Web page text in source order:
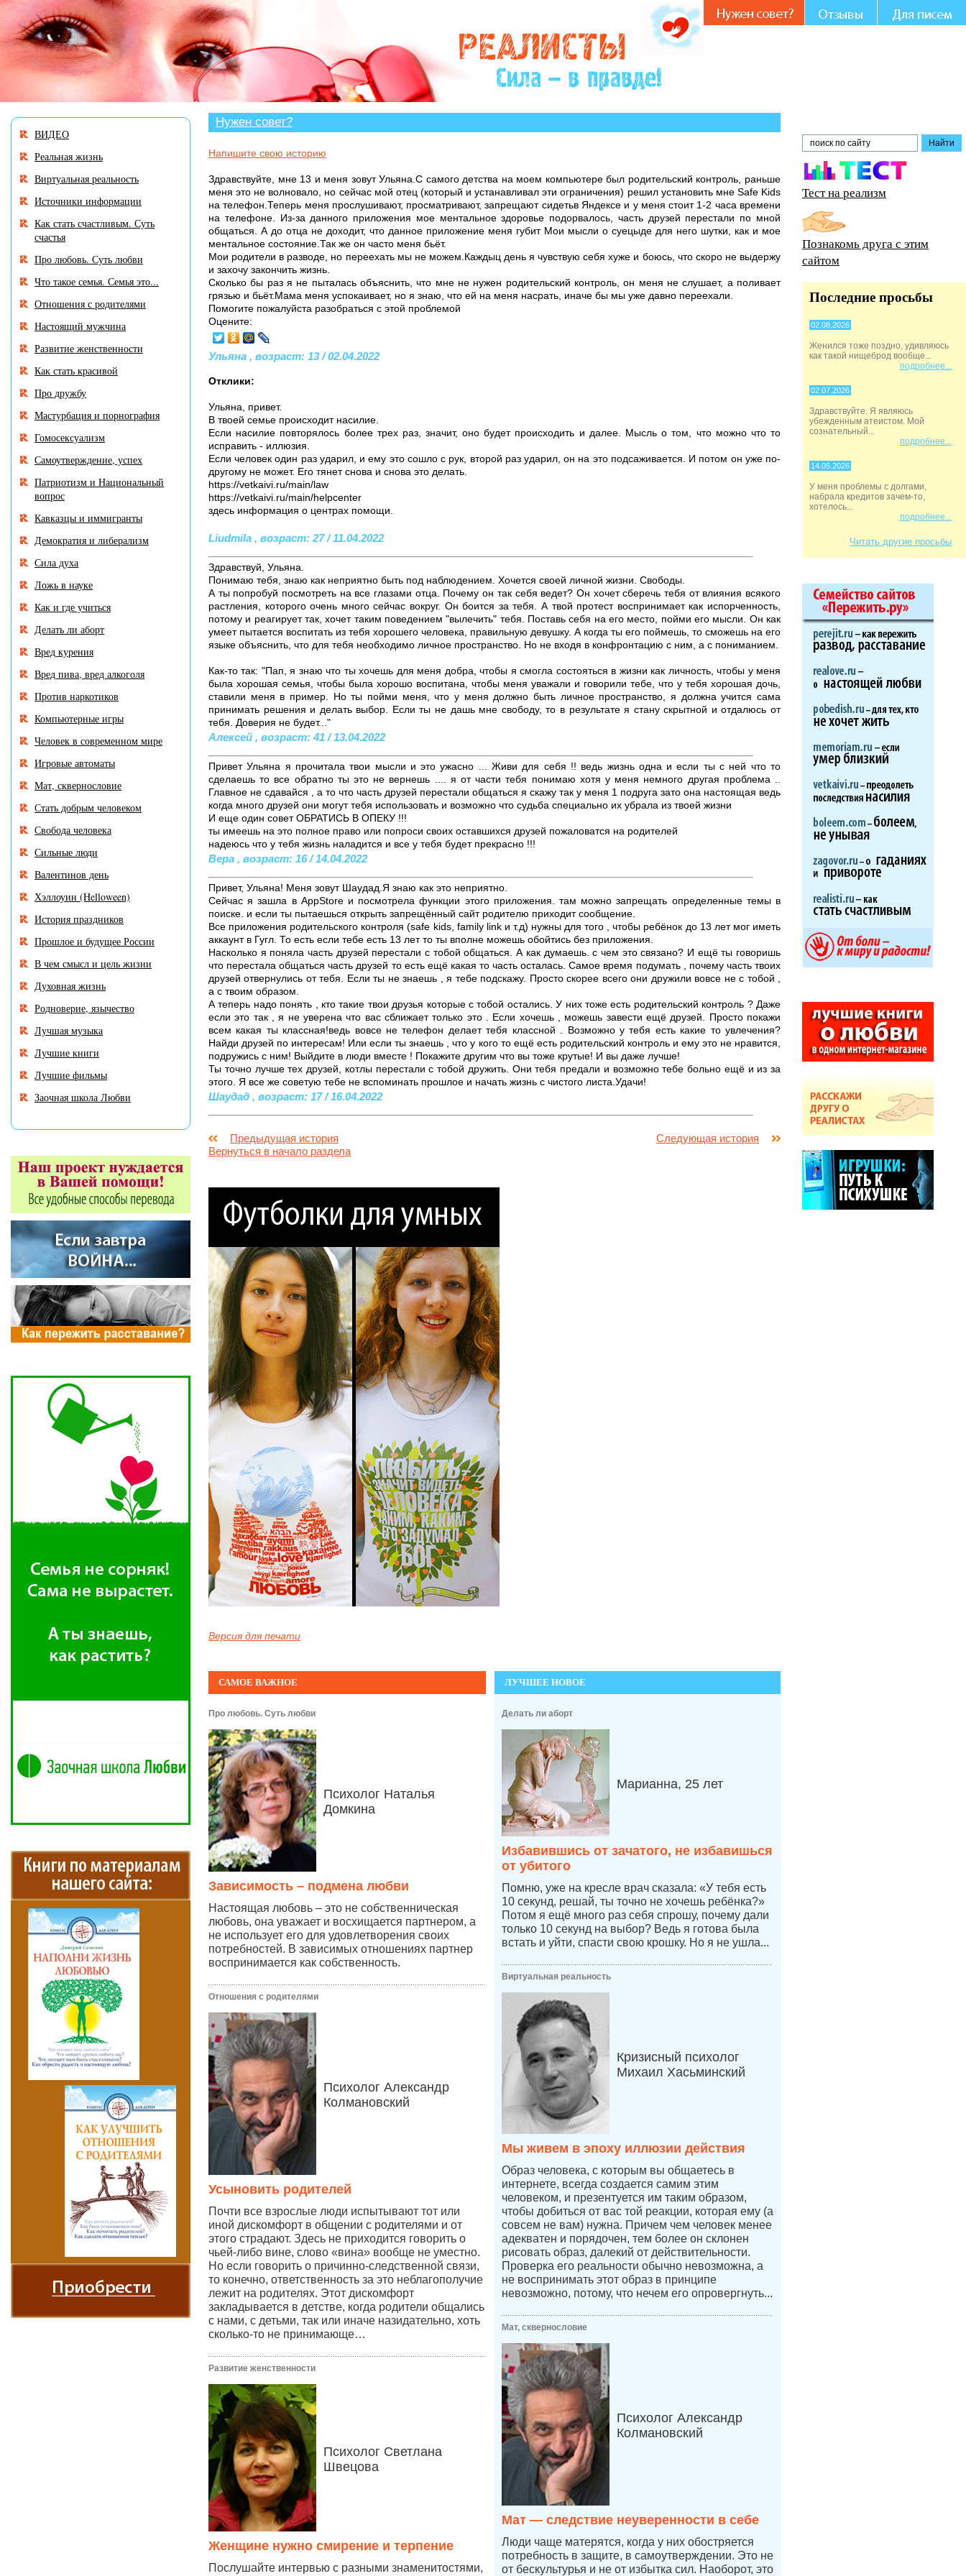
В разделе «Нужен совет?» много историй, авторы которых остро нуждаются в Вашем участии и совете.
Нужен совет?
Напишите свою историю
Здравствуйте, мне 13 и меня зовут Ульяна.С самого детства на моем компьютере был родительский контроль, раньше
меня это не волновало, но сейчас мой отец (который и устанавливал эти ограничения) решил установить мне Safe Kids
на телефон.Теперь меня прослушивают, просматривают, запрещают сидетьв Яндексе и у меня стоит 1-2 часа времени
на телефоне. Из-за данного приложения мое ментальное здоровье подорвалось, часть друзей перестали по мной
общаться. А до отца не доходит, что данное приложение меня губит Мои мысли о суецыде для него шутки, как и мое
ментальное состояние.Так же он часто меня бьёт.
Мои родители в разводе, но переехать мы не можем.Каждыц день я чувствую себя хуже и боюсь, что скоро не выдержу
и захочу закончить жизнь.
Сколько бы раз я не пыталась объяснить, что мне не нужен родительский контроль, он меня не слушает, а поливает
грязью и бьёт.Мама меня успокаивает, но я знаю, что ей на меня насрать, иначе бы мы уже давно переехали.
Помогите пожалуйста разобраться с этой проблемой
Оцените:
Ульяна , возраст: 13 / 02.04.2022
Отклики:
Ульяна, привет.
В твоей семье происходит насилие.
Если насилие повторялось более трех раз, значит, оно будет происходить и далее. Мысль о том, что можно что то
исправить - иллюзия.
Если человек один раз ударил, и ему это сошло с рук, второй раз ударил, он на это подсаживается. И потом он уже по-
другому не может. Его тянет снова и снова это делать.
https://vetkaivi.ru/main/law
https://vetkaivi.ru/main/helpcenter
здесь информация о центрах помощи.
Liudmila , возраст: 27 / 11.04.2022
Здравствуй, Ульяна.
Понимаю тебя, знаю как неприятно быть под наблюдением. Хочется своей личной жизни. Свободы.
А ты попробуй посмотреть на все глазами отца. Почему он так себя ведет? Он хочет сберечь тебя от влияния всякого
растления, которого очень много сейчас вокруг. Он боится за тебя. А твой протест воспринимает как испорченность,
потому и реагирует так, хочет таким поведением "вылечить" тебя. Поставь себя на его место, пойми его мысли. Он как
умеет пытается воспитать из тебя хорошего человека, правильную девушку. А когда ты его поймешь, то сможешь на его
языке объяснить, что для тебя необходимо личное пространство. Но не входя в конфронтацию с ним, а с пониманием.
Как-то так: "Пап, я знаю что ты хочешь для меня добра, чтобы я смогла состояться в жизни как личность, чтобы у меня
была хорошая семья, чтобы была хорошо воспитана, чтобы меня уважали и говорили тебе, что у тебя хорошая дочь,
ставили меня в пример. Но ты пойми меня, что у меня должно быть личное пространство, я должна учится сама
принимать решения и делать выбор. Если ты не дашь мне свободу, то в результате я стану скрытной и отдалюсь от
тебя. Доверия не будет..."
Алексей , возраст: 41 / 13.04.2022
Привет Ульяна я прочитала твои мысли и это ужасно ... Живи для себя !! ведь жизнь одна и если ты с ней что то
сделаешь то все обратно ты это не вернешь .... я от части тебя понимаю хотя у меня немного другая проблема ..
Главное не сдавайся , а то что часть друзей перестали общаться я скажу так у меня 1 подруга зато она настоящая ведь
когда много друзей они могут тебя использовать и возможно что судьба специально их убрала из твоей жизни
И еще один совет ОБРАТИСЬ В ОПЕКУ !!!
ты имеешь на это полное право или попроси своих оставшихся друзей пожаловатся на родителей
надеюсь что у тебя жизнь наладится и все у тебя будет прекрасно !!!
Вера , возраст: 16 / 14.04.2022
Привет, Ульяна! Меня зовут Шаудад.Я знаю как это неприятно.
Сейчас я зашла в AppStore и посмотрела функции этого приложения. там можно запрещать определенные темы в
поиске. и если ты пытаешься открыть запрещённый сайт родителю приходит сообщение.
Все приложения родительского контроля (safe kids, family link и т.д) нужны для того , чтобы ребёнок до 13 лет мог иметь
аккаунт в Гугл. То есть если тебе есть 13 лет то ты вполне можешь обойтись без приложения.
Насколько я поняла часть друзей перестали с тобой общаться. А как думаешь. с чем это связано? И ещё ты говоришь
что перестала общаться часть друзей то есть ещё какая то часть осталась. Самое время подумать , почему часть твоих
друзей отвернулись от тебя. Если ты не знаешь , я тебе подскажу. Просто скорее всего они дружили вовсе не с тобой ,
а с твоим образом.
А теперь надо понять , кто такие твои друзья которые с тобой остались. У них тоже есть родительский контроль ? Даже
если это так , я не уверена что вас сближает только это . Если хочешь , можешь завести ещё друзей. Просто покажи
всем какая ты классная!ведь вовсе не телефон делает тебя классной . Возможно у тебя есть какие то увлечения?
Найди друзей по интересам! Или если ты знаешь , что у кого то ещё есть родительский контроль и ему это не нравится,
подружись с ним! Выйдите в люди вместе ! Покажите другим что вы тоже крутые! И вы даже лучше!
Ты точно лучше тех друзей, котлы перестали с тобой дружить. Они тебя предали и возможно тебе больно ещё и из за
этого. Я все же советую тебе не вспоминать прошлое и начать жизнь с чистого листа.Удачи!
Шаудад , возраст: 17 / 16.04.2022
Предыдущая история
Следующая история
Вернуться в начало раздела
Версия для печати
САМОЕ ВАЖНОЕ
Про любовь. Суть любви
Психолог Наталья
Домкина
Зависимость – подмена любви
Настоящая любовь – это не собственническая
любовь, она уважает и восхищается партнером, а
не использует его для удовлетворения своих
потребностей. В зависимых отношениях партнер
воспринимается как собственность.
Отношения с родителями
Психолог Александр
Колмановский
Усыновить родителей
Почти все взрослые люди испытывают тот или
иной дискомфорт в общении с родителями и от
этого страдают. Здесь не приходится говорить о
чьей-либо вине, слово «вина» вообще не уместно.
Но если говорить о причинно-следственной связи,
то конечно, ответственность за это неблагополучие
лежит на родителях. Этот дискомфорт
закладывается в детстве, когда родители общались
с нами, с детьми, так или иначе назидательно, хоть
сколько-то не принимающе…
Развитие женственности
Психолог Светлана
Швецова
Женщине нужно смирение и терпение
Послушайте интервью с разными знаменитостями,
ЛУЧШЕЕ НОВОЕ
Делать ли аборт
Марианна, 25 лет
Избавившись от зачатого, не избавишься
от убитого
Помню, уже на кресле врач сказала: «У тебя есть
10 секунд, решай, ты точно не хочешь ребёнка?»
Потом я ещё много раз себя спрошу, почему дали
только 10 секунд на выбор? Ведь я готова была
встать и уйти, спасти свою крошку. Но я не ушла...
Виртуальная реальность
Кризисный психолог
Михаил Хасьминский
Мы живем в эпоху иллюзии действия
Образ человека, с которым вы общаетесь в
интернете, всегда создается самим этим
человеком, и презентуется им таким образом,
чтобы добиться от вас той реакции, которая ему (а
совсем не вам) нужна. Причем чем человек менее
адекватен и порядочен, тем более он склонен
рисовать образ, далекий от действительности.
Проверка его реальности обычно невозможна, а
не воспринимать этот образ в принципе
невозможно, потому, что нечем его опровергнуть...
Мат, сквернословие
Психолог Александр
Колмановский
Мат — следствие неуверенности в себе
Люди чаще матерятся, когда у них обостряется
потребность в защите, в самоутверждении. Это не
от бескультурья и не от избытка сил. Наоборот, это
ВИДЕО
Реальная жизнь
Виртуальная реальность
Источники информации
Как стать счастливым. Суть
счастья
Про любовь. Суть любви
Что такое семья. Семья это...
Отношения с родителями
Настоящий мужчина
Развитие женственности
Как стать красивой
Про дружбу
Мастурбация и порнография
Гомосексуализм
Самоутверждение, успех
Патриотизм и Национальный
вопрос
Кавказцы и иммигранты
Демократия и либерализм
Сила духа
Ложь в науке
Как и где учиться
Делать ли аборт
Вред курения
Вред пива, вред алкоголя
Против наркотиков
Компьютерные игры
Человек в современном мире
Игровые автоматы
Мат, сквернословие
Стать добрым человеком
Свобода человека
Сильные люди
Валентинов день
Хэллоуин (Helloween)
История праздников
Прошлое и будущее России
В чем смысл и цель жизни
Духовная жизнь
Родноверие, язычество
Лучшая музыка
Лучшие книги
Лучшие фильмы
Заочная школа Любви
Тест на реализм
Познакомь друга с этим
сайтом
Последние просьбы
02.08.2026
Женился тоже поздно, удивляюсь
как такой нищеброд вообще...
подробнее...
02.07.2026
Здравствуйте. Я являюсь
убежденным атеистом. Мой
сознательный...
подробнее...
14.05.2026
У меня проблемы с долгами,
набрала кредитов зачем-то,
хотелось...
подробнее...
Читать другие просьбы